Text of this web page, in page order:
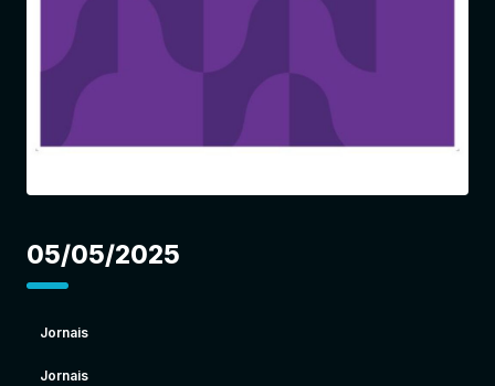
05/05/2025
Jornais
Jornais